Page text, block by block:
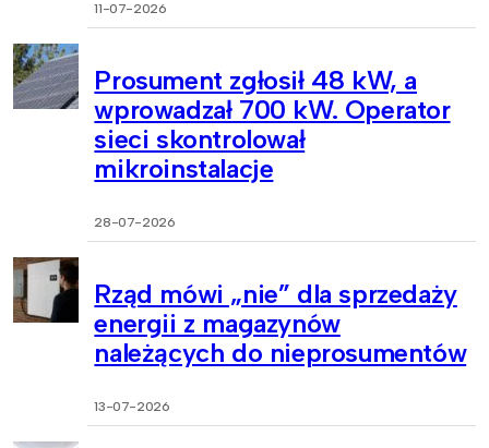
11-07-2026
Prosument zgłosił 48 kW, a
wprowadzał 700 kW. Operator
sieci skontrolował
mikroinstalacje
28-07-2026
Rząd mówi „nie” dla sprzedaży
energii z magazynów
należących do nieprosumentów
13-07-2026